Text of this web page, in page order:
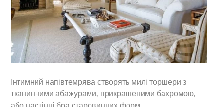
Інтимний напівтемрява створять милі торшери з
тканинними абажурами, прикрашеними бахромою,